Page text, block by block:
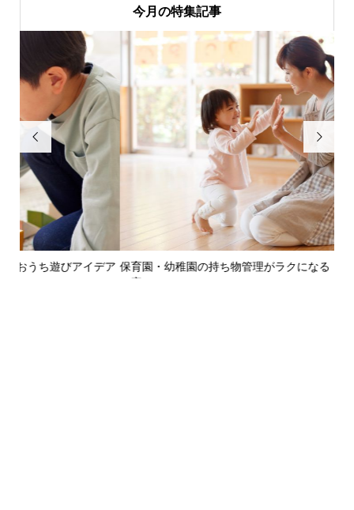
今月の特集記事

保育園・幼稚園の持ち物管理がラクになる！朝の時短ルーティ
